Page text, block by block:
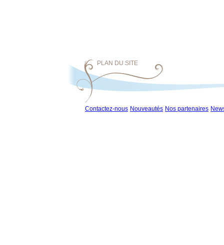
PLAN DU SITE
Contactez-nous Nouveautés Nos partenaires